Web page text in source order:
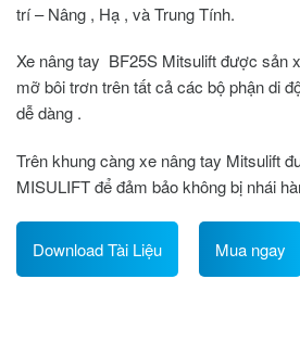
trí – Nâng , Hạ , và Trung Tính.
Xe nâng tay BF25S Mitsuliftđược sản
mỡ bôi trơn trên tất cả các bộ phận di
dễ dàng .
Trên khung càng xe nâng tay Mitsulift
MISULIFT để đảm bảo không bị nhái
Download Tài Liệu Mua ngay